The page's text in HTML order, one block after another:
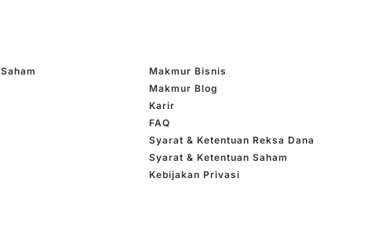
Airlangga Hartarto, Menteri Keuangan
Saham
Makmur Bisnis
Makmur Blog
Karir
FAQ
Syarat & Ketentuan Reksa Dana
Syarat & Ketentuan Saham
Kebijakan Privasi